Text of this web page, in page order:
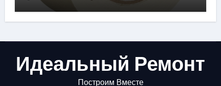
Идеальный Ремонт
Построим Вместе